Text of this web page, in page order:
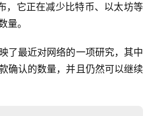
，它正在减少比特币、以太坊等
量。
了最近对网络的一项研究，其中
确认的数量，并且仍然可以继续